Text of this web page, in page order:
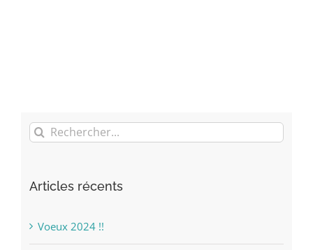
Rechercher:
Articles récents
Voeux 2024 !!